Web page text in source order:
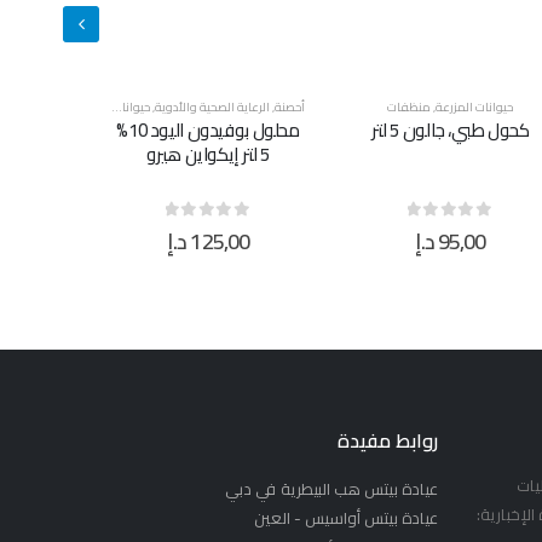
,الرعاية الصحية والأدوية,حيوانات المزرعة منظفات
125,00د.إ
أحصنة,حيوانات المزرعة,قطط,كلاب,منظفات
شامبو سوبر كلين للحيوانات
الأليفة ٥ لتر
21,00د.إ
روابط مفيدة
عيادة بيتس هب البيطرية في دبي
عيادة بيتس أواسيس - العين